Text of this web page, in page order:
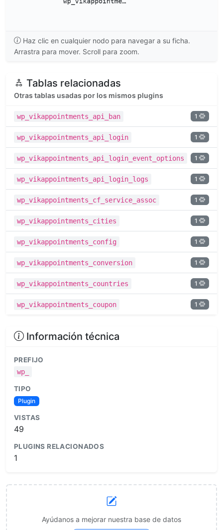
Haz clic en cualquier nodo para navegar a su ficha.
Arrastra para mover. Scroll para zoom.
Tablas relacionadas
Otras tablas usadas por los mismos plugins
wp_vikappointments_api_ban 1
wp_vikappointments_api_login 1
wp_vikappointments_api_login_event_options 1
wp_vikappointments_api_login_logs 1
wp_vikappointments_cf_service_assoc 1
wp_vikappointments_cities 1
wp_vikappointments_config 1
wp_vikappointments_conversion 1
wp_vikappointments_countries 1
wp_vikappointments_coupon 1
Información técnica
PREFIJO
wp_
TIPO
Plugin
VISTAS
49
PLUGINS RELACIONADOS
1
Ayúdanos a mejorar nuestra base de datos